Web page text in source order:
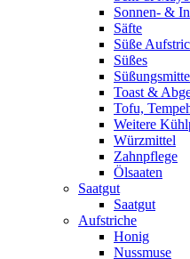
Sonnen- &
Säfte
Süße
Süßes
Toast &
Tofu,
Weitere
Würzmittel
Zahnpflege
Ölsaaten
Saatgut
Saatgut
Aufstriche
Honig
Nussmuse